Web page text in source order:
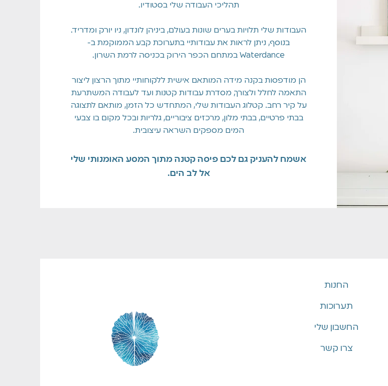
תהליכי העבודה שלי בסטודיו.
העבודות שלי תלויות בערים שונות בעולם, ביניהן לונדון, ניו יורק ומדריד.
בנוסף, ניתן לראות את עבודותיי בתערוכת קבע הממוקמת ב-
Waterdance במתחם הכפר הירוק בכניסה לרמת השרון.
הן מודפסות בקנה מידה המותאם אישית ללקוחותיי מתוך הרצון ליצור
התאמה לחלל ולצורך, מסדרת עבודות קטנות ועד לעבודה המשתרעת
על קיר רחב. קטלוג העבודות שלי, המתחדש כל הזמן, מותאם לתצוגה
בבתי פרטיים, בבתי מלון, מרכזים ציבוריים, גלריות ובכל מקום בו צבעי
המים מספקים השראה עיצובית.
אשמח להעניק גם לכם פיסה קטנה מתוך המסע האומנותי שלי
אל לב הים.
החנות
תערוכות
החשבון שלי
צרו קשר